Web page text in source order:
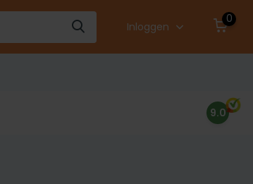
Inloggen
0
9.0